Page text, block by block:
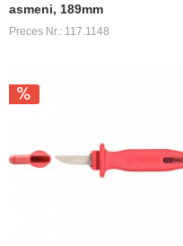
asmeni, 189mm
Preces Nr.: 117.1148